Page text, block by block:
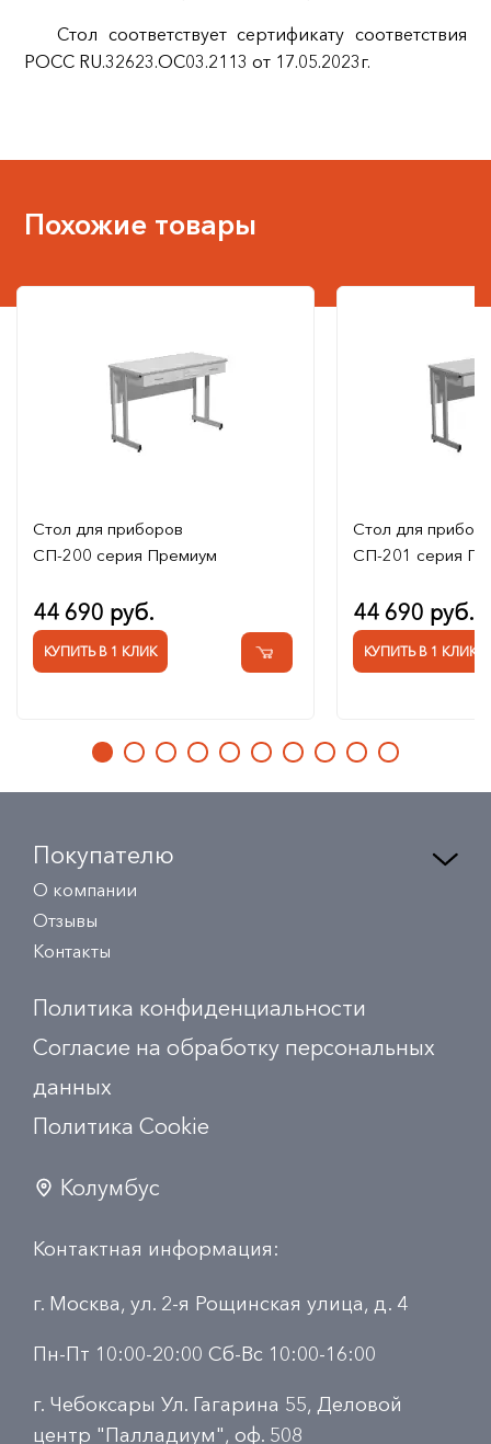
Стол соответствует сертификату соответствия
РОСС RU.32623.ОС03.2113 от 17.05.2023г.
Похожие товары
Стол для приборов
СП-200 серия Премиум
44 690 руб.
КУПИТЬ В 1 КЛИК
Стол для
СП-201 серия
44 690 руб.
КУПИТЬ В 1 КЛИК
Покупателю
О компании
Отзывы
Контакты
Политика конфиденциальности
Согласие на обработку персональных
данных
Политика Сookie
Колумбус
Контактная информация:
г. Москва, ул. 2-я Рощинская улица, д. 4
Пн-Пт 10:00-20:00 Сб-Вс 10:00-16:00
г. Чебоксары Ул. Гагарина 55, Деловой
центр "Палладиум", оф. 508